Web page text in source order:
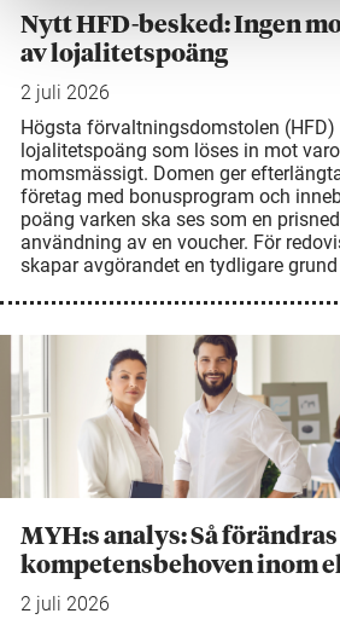
Nytt HFD-besked: Ingen
av lojalitetspoäng
2 juli 2026
Högsta förvaltningsdomstolen
lojalitetspoäng som löses in mot
momsmässigt. Domen ger
företag med bonusprogram och
poäng varken ska ses som en
användning av en voucher. För
skapar avgörandet en tydligare
MYH:s analys: Så förändras
kompetensbehoven inom
2 juli 2026